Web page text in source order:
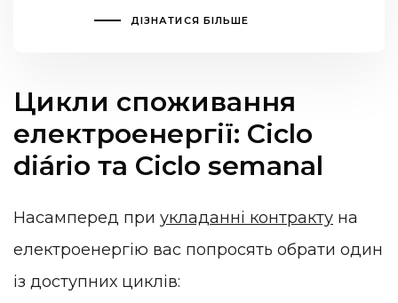
ДІЗНАТИСЯ БІЛЬШЕ
Цикли споживання
електроенергії: Ciclo
diário та Ciclo semanal
Насамперед при укладанні контракту на
електроенергію вас попросять обрати один
із доступних циклів: